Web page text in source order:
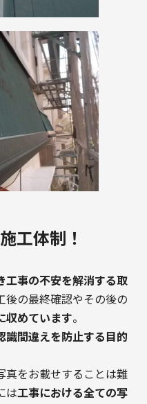
工体制！
工事の不安を解消する取
後の最終確認やその後の
収めています。
識間違えを防止する目的
真をお載せすることは難
は工事における全ての写